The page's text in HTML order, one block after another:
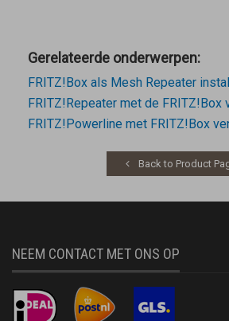
Gerelateerde onderwerpen:
FRITZ!Box als Mesh Repeater
FRITZ!Repeater met de FRITZ!Box
FRITZ!Powerline met FRITZ!Box
Back to Product
NEEM CONTACT MET ONS OP